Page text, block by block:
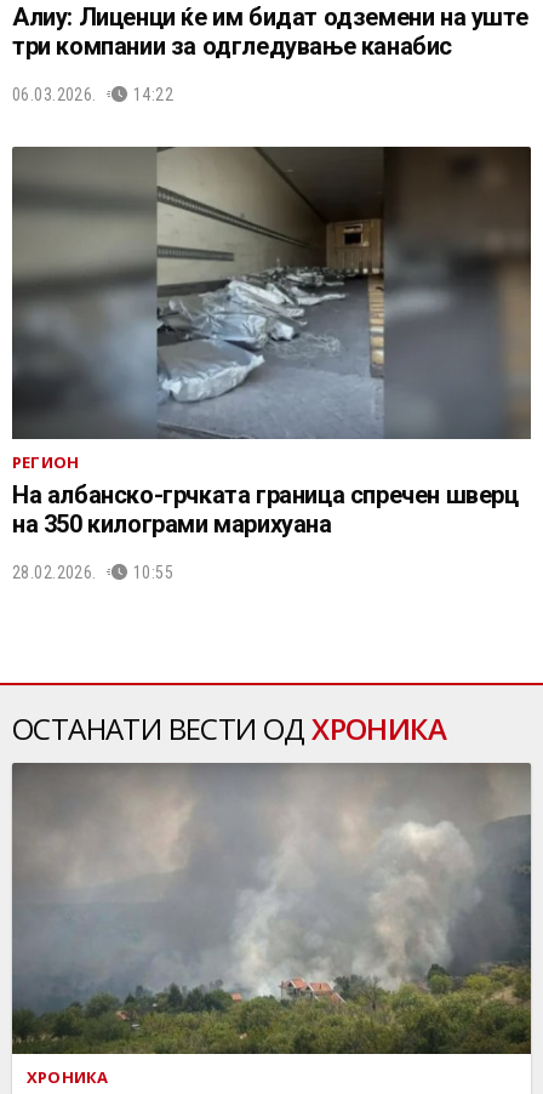
Алиу: Лиценци ќе им бидат одземени на уште
три компании за одгледување канабис
06.03.2026. 14:22
РЕГИОН
На албанско-грчката граница спречен шверц
на 350 килограми марихуана
28.02.2026. 10:55
ОСТАНАТИ ВЕСТИ ОДХРОНИКА
ХРОНИКА